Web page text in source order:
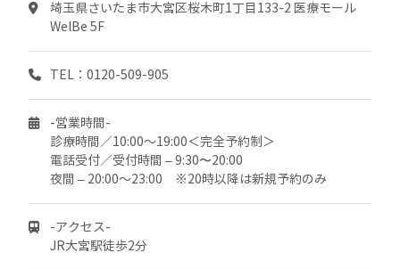
埼玉県さいたま市大宮区桜木町1丁目133-2 医療モール
WelBe 5F
TEL：0120-509-905
-営業時間-
診療時間／10:00～19:00＜完全予約制＞
電話受付／受付時間 – 9:30〜20:00
夜間 – 20:00～23:00 ※20時以降は新規予約のみ
-アクセス-
JR大宮駅徒歩2分